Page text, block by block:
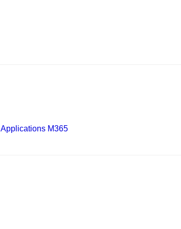
Applications M365